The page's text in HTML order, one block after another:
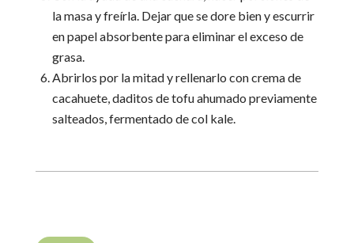
la masa y freírla. Dejar que se dore bien y escurrir
en papel absorbente para eliminar el exceso de
grasa.
Abrirlos por la mitad y rellenarlo con crema de
cacahuete, daditos de tofu ahumado previamente
salteados, fermentado de col kale.